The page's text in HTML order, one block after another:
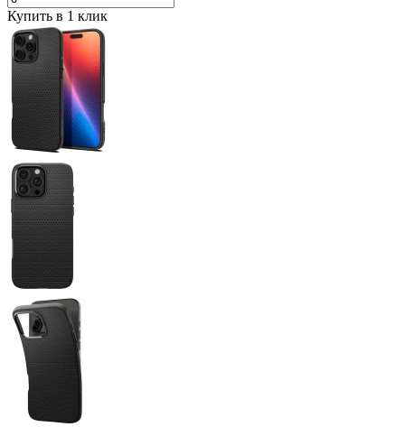
Купить в 1 клик